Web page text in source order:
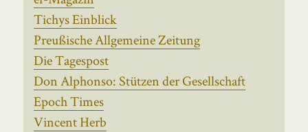
Tichys Einblick
Preußische Allgemeine Zeitung
Die Tagespost
Don Alphonso: Stützen der Gesellschaft
Epoch Times
Vincent Herb